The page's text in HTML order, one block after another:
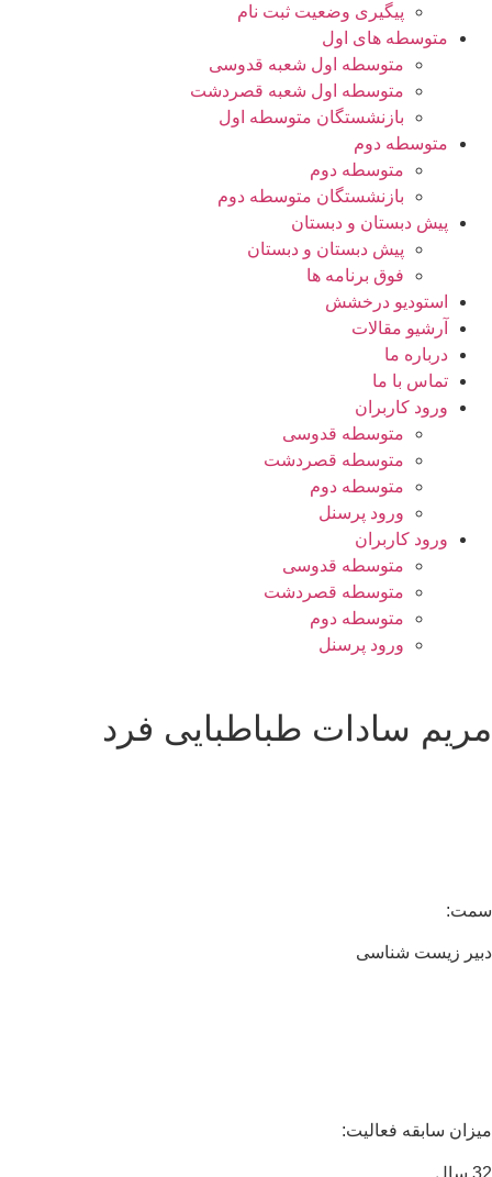
پیگیری وضعیت ثبت نام
متوسطه های اول
متوسطه اول شعبه قدوسی
متوسطه اول شعبه قصردشت
بازنشستگان متوسطه اول
متوسطه دوم
متوسطه دوم
بازنشستگان متوسطه دوم
پیش دبستان و دبستان
پیش دبستان و دبستان
فوق برنامه ها
استودیو درخشش
آرشیو مقالات
درباره ما
تماس با ما
ورود کاربران
متوسطه قدوسی
متوسطه قصردشت
متوسطه دوم
ورود پرسنل
ورود کاربران
متوسطه قدوسی
متوسطه قصردشت
متوسطه دوم
ورود پرسنل
سادات طباطبایی فرد
زیست شناسی
سابقه فعالیت: